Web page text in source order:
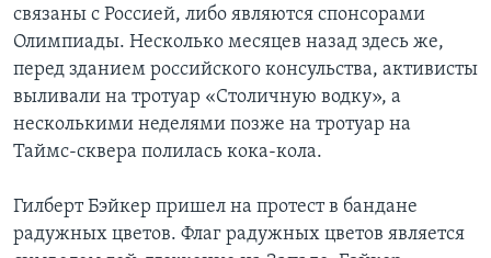
связаны с Россией, либо являются спонсорами
Олимпиады. Несколько месяцев назад здесь же,
перед зданием российского консульства, активисты
выливали на тротуар «Столичную водку», а
несколькими неделями позже на тротуар на
Таймс-сквера полилась кока-кола.
Гилберт Бэйкер пришел на протест в бандане
радужных цветов. Флаг радужных цветов является